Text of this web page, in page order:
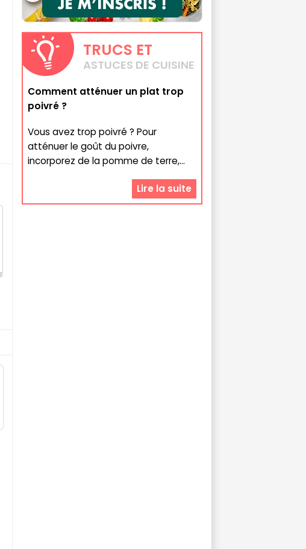
TRUCS ET
ASTUCES DE CUISINE
Comment atténuer un plat trop
poivré ?
Vous avez trop poivré ? Pour
atténuer le goût du poivre,
incorporez de la pomme de terre,...
Lire la suite